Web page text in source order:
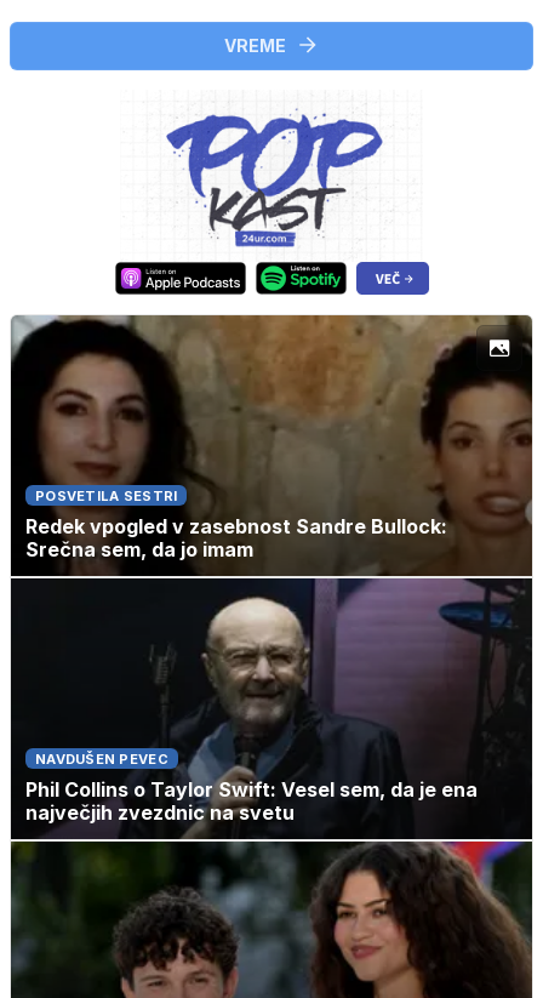
VREME
POSVETILA SESTRI
Redek vpogled v zasebnost Sandre Bullock:
Srečna sem, da jo imam
NAVDUŠEN PEVEC
Phil Collins o Taylor Swift: Vesel sem, da je ena
največjih zvezdnic na svetu